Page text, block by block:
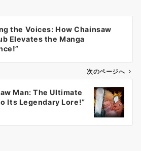
the Voices: How Chainsaw
Elevates the Manga
次のページへ
Man: The Ultimate
Its Legendary Lore!”